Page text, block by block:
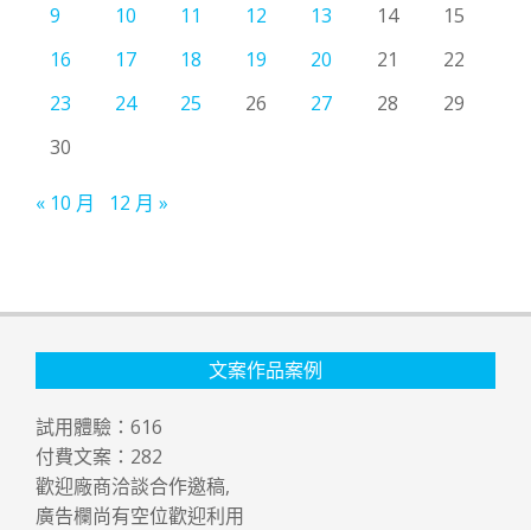
9
10 11 12 13 14
15
16
17 18 19 20 21
22
23
24 25 26 27 28
29
30
« 10 月 12 月 »
文案作品案例
試用體驗： 616
付費文案： 282
歡迎廠商洽談合作邀稿,
廣告欄尚有空位歡迎利用